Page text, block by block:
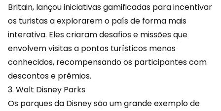
Britain, lançou iniciativas gamificadas para incentivar
os turistas a explorarem o país de forma mais
interativa. Eles criaram desafios e missões que
envolvem visitas a pontos turísticos menos
conhecidos, recompensando os participantes com
descontose prêmios.
3. Walt Disney Parks
Os parques da Disney são um grande exemplo de